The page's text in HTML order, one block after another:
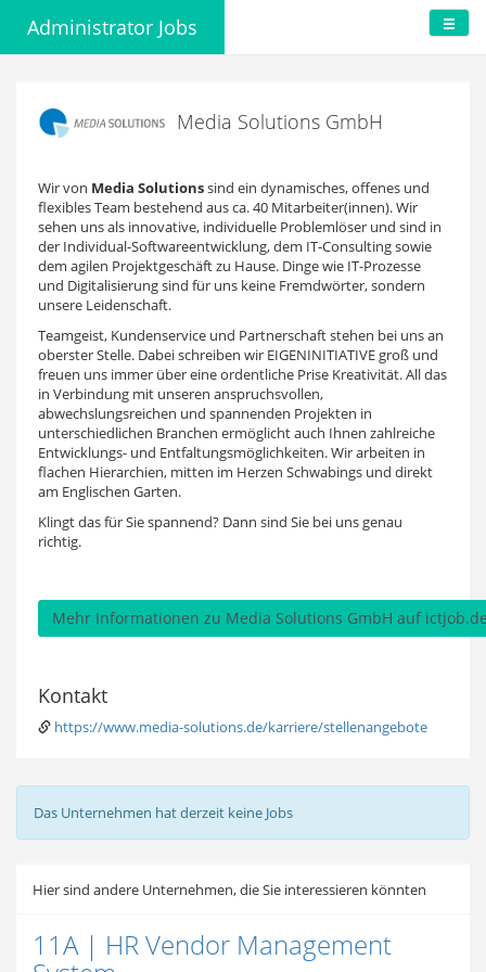
Administrator Jobs
Media Solutions GmbH
Wir von Media Solutionssind ein dynamisches, offenes und
flexibles Team bestehend aus ca. 40 Mitarbeiter(innen). Wir
sehen uns als innovative, individuelle Problemlöser und sind in
der Individual-Softwareentwicklung, dem IT-Consulting sowie
dem agilen Projektgeschäft zu Hause. Dinge wie IT-Prozesse
und Digitalisierung sind für uns keine Fremdwörter, sondern
unsere Leidenschaft.
Teamgeist, Kundenservice und Partnerschaft stehen bei uns an
oberster Stelle. Dabei schreiben wir EIGENINITIATIVE groß und
freuen uns immer über eine ordentliche Prise Kreativität. All das
in Verbindung mit unseren anspruchsvollen,
abwechslungsreichen und spannenden Projekten in
unterschiedlichen Branchen ermöglicht auch Ihnen zahlreiche
Entwicklungs- und Entfaltungsmöglichkeiten. Wir arbeiten in
flachen Hierarchien, mitten im Herzen Schwabings und direkt
am Englischen Garten.
Klingt das für Sie spannend? Dann sind Sie bei uns genau
richtig.
Mehr Informationen zu Media Solutions GmbH auf
Kontakt
https://www.media-solutions.de/karriere/stellenangebote
Das Unternehmen hat derzeit keine Jobs
Hier sind andere Unternehmen, die Sie interessieren könnten
11A | HR Vendor Management